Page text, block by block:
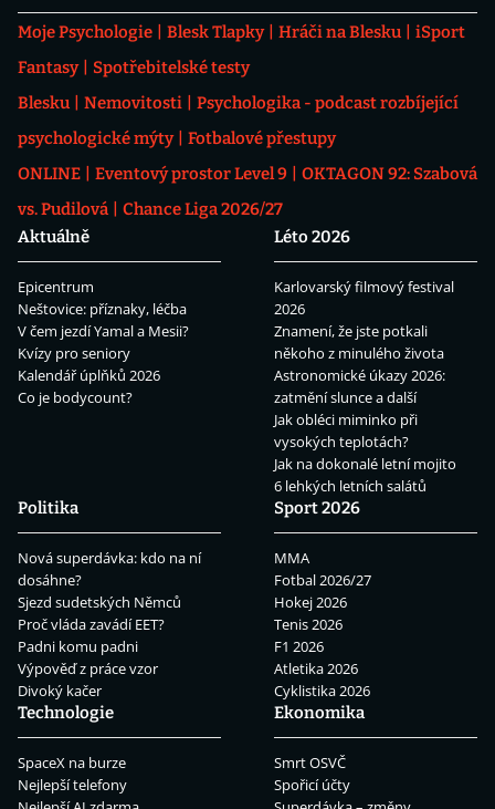
Moje Psychologie Blesk Tlapky Hráči na Blesku
iSport
Fantasy
Spotřebitelské testy
Blesku
Nemovitosti
Psychologika - podcast rozbíjející
psychologické mýty
Fotbalové přestupy
ONLINE
Eventový prostor Level 9
OKTAGON 92: Szabová
vs. Pudilová
Chance Liga 2026/27
Aktuálně
Epicentrum
Neštovice: příznaky, léčba
V čem jezdí Yamal a Mesii?
Kvízy pro seniory
Kalendář úplňků 2026
Co je bodycount?
Léto 2026
Karlovarský filmový festival
2026
Znamení, že jste potkali
někoho z minulého života
Astronomické úkazy 2026:
zatmění slunce a další
Jak obléci miminko při
vysokých teplotách?
Jak na dokonalé letní mojito
6 lehkých letních salátů
Politika
Nová superdávka: kdo na ní
dosáhne?
Sjezd sudetských Němců
Proč vláda zavádí EET?
Padni komu padni
Výpověď z práce vzor
Divoký kačer
Sport 2026
MMA
Fotbal 2026/27
Hokej 2026
Tenis 2026
F1 2026
Atletika 2026
Cyklistika 2026
Technologie
SpaceX na burze
Nejlepší telefony
Ekonomika
Smrt OSVČ
Spořicí účty